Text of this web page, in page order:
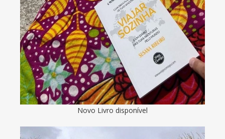
Novo Livro disponível